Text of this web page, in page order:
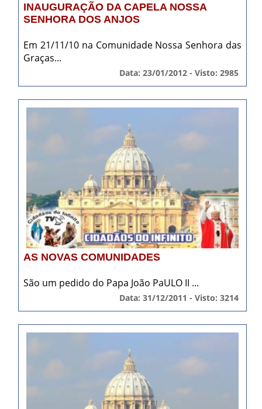
INAUGURAÇÃO DA CAPELA NOSSA
SENHORA DOS ANJOS
Em 21/11/10 na Comunidade Nossa Senhora das
Graças...
Data: 23/01/2012 - Visto: 2985
AS NOVAS COMUNIDADES
São um pedido do Papa João PaULO II ...
Data: 31/12/2011 - Visto: 3214